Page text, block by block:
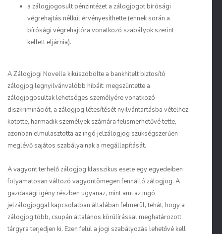
a zálogjogosult pénzintézet a zálogjogot bírósági
végrehajtás nélkül érvényesíthette (ennek során a
bírósági végrehajtóra vonatkozó szabályok szerint
kellett eljárnia).
A Zálogjogi Novella kiküszöbölte a bankhitelt biztosító
zálogjog legnyilvánvalóbb hibáit: megszüntette a
zálogjogosultak lehetséges személyére vonatkozó
diszkriminációt, a zálogjog létesítését nyilvántartásba vételhez
kötötte, harmadik személyek számára felismerhetővé tette,
azonban elmulasztotta az ingó jelzálogjog szükségszerűen
meglévő sajátos szabályainak a megállapítását.
A vagyont terhelő zálogjog klasszikus esete egy egyedeiben
folyamatosan változó vagyontömegen fennálló zálogjog. A
gazdasági igény részben ugyanaz, mint ami az ingó
jelzálogjoggal kapcsolatban általában felmerül, tehát, hogy a
zálogjog több, csupán általános körülírással meghatározott
tárgyra terjedjen ki. Ezen felül a jogi szabályozás lehetővé kell